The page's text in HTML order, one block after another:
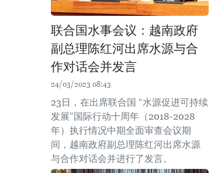
联合国水事会议：越南政府
副总理陈红河出席水源与合
作对话会并发言
24/03/2023 08:43
23日，在出席联合国 “水源促进可持续
发展”国际行动十周年（2018-2028
年）执行情况中期全面审查会议期
间，越南政府副总理陈红河出席水源
与合作对话会并进行了发言。